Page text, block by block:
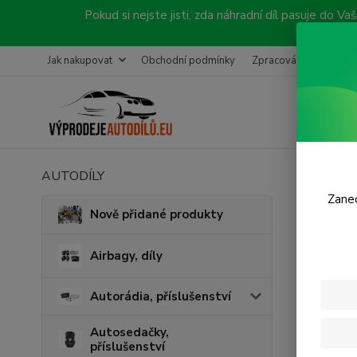
Pokud si nejste jisti, zda náhradní díl pasuje do
Jak nakupovat Obchodní podmínky Zpracování objednávky
AUTODÍLY
Nově přidané produkty
Airbagy, díly
Autorádia, příslušenství
Autosedačky,
příslušenství